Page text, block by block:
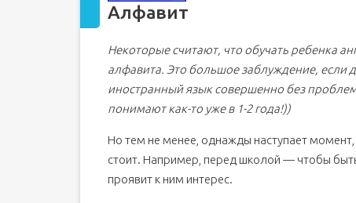
Алфавит
Некоторые считают, что обучать ребенка
алфавита. Это большое заблуждение, если
иностранный язык совершенно без
понимают как-то уже в 1-2 года!))
Но тем не менее, однажды наступает
стоит. Например, перед школой — чтобы
проявит к ним интерес.